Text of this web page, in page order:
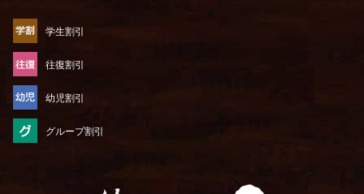
学生割引
往復割引
幼児割引
グループ割引